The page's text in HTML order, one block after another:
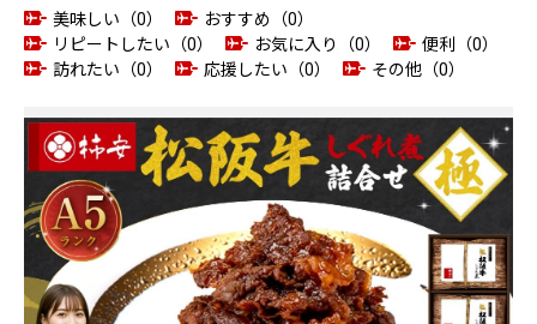
美味しい（0）
おすすめ（0）
リピートしたい（0）
お気に入り（0）
便利（0）
訪れたい（0）
応援したい（0） その他（0）